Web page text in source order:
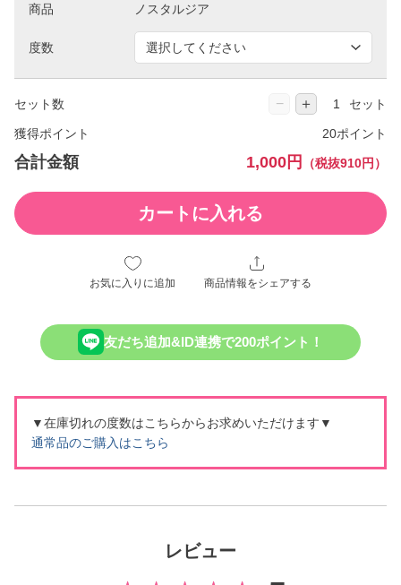
商品
度数
セット数 − ＋ セット
獲得ポイント 20ポイント
合計金額 1,000円 （税抜910円）
カートに入れる
お気に入りに追加 商品情報をシェアする
友だち追加&ID連携で200ポイント！
▼在庫切れの度数はこちらからお求めいただけます▼
通常品のご購入はこちら
レビュー